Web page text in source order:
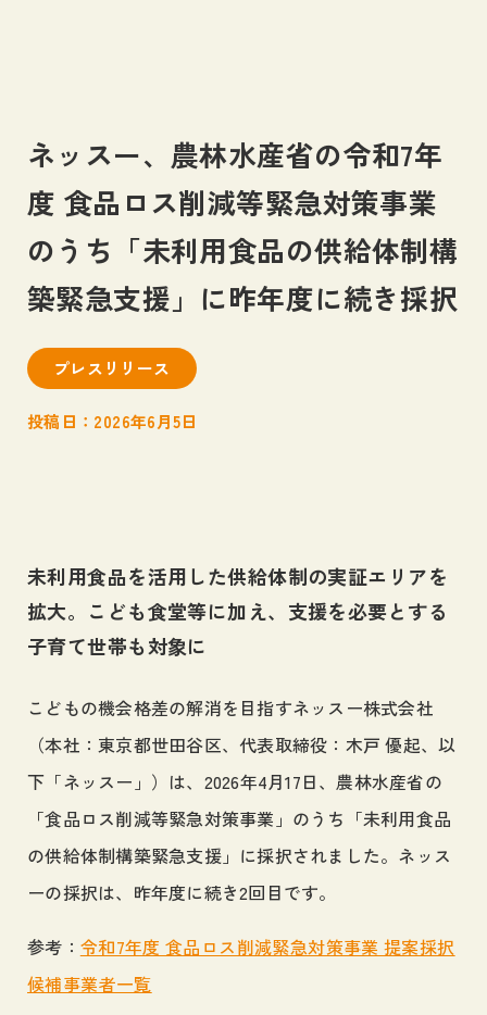
私たちについて
About us
事業内容
Business
ネッスーの足跡
Blog
お知らせ
お問い合わせ
Contact
ネッスー、農林水産省の令和7年
度 食品ロス削減等緊急対策事業
のうち「未利用食品の供給体制構
築緊急支援」に昨年度に続き採択
プレスリリース
投稿日：2026年6月5日
未利用食品を活用した供給体制の実証エリアを
拡大。こども食堂等に加え、支援を必要とする
子育て世帯も対象に
こどもの機会格差の解消を目指すネッスー株式会社
（本社：東京都世田谷区、代表取締役：木戸 優起、以
下「ネッスー」）は、2026年4月17日、農林水産省の
「食品ロス削減等緊急対策事業」のうち「未利用食品
の供給体制構築緊急支援」に採択されました。ネッス
ーの採択は、昨年度に続き2回目です。
参考： 令和7年度 食品ロス削減緊急対策事業 提案採択
候補事業者一覧